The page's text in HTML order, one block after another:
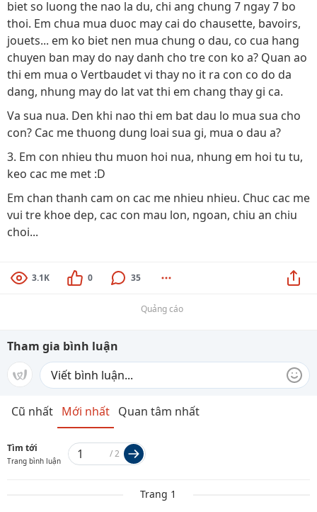
biet so luong the nao la du, chi ang chung 7 ngay 7 bo
thoi. Em chua mua duoc may cai do chausette, bavoirs,
jouets... em ko biet nen mua chung o dau, co cua hang
chuyen ban may do nay danh cho tre con ko a? Quan ao
thi em mua o Vertbaudet vi thay no it ra con co do da
dang, nhung may do lat vat thi em chang thay gi ca.
Va sua nua. Den khi nao thi em bat dau lo mua sua cho
con? Cac me thuong dung loai sua gi, mua o dau a?
3. Em con nhieu thu muon hoi nua, nhung em hoi tu tu,
keo cac me met :D
Em chan thanh cam on cac me nhieu nhieu. Chuc cac me
vui tre khoe dep, cac con mau lon, ngoan, chiu an chiu
choi...
3.1K 0 35
Quảng cáo
Tham gia bình luận
Cũ nhất Mới nhất Quan tâm nhất
Tìm tới
Trang bình luận
/2
Trang 1